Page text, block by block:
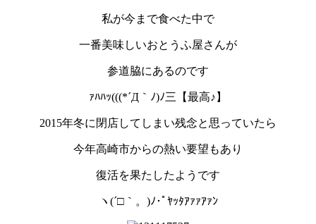
私が今まで食べた中で
一番美味しいおとうふ屋さんが
参道脇にあるのです
ｧﾊﾊｯ(((*´Д｀ﾉ)ﾉ三【最高♪】
2015年冬に閉店してしまい残念と思っていたら
今年高崎市からの熱い要望もあり
復活を果たしたようです
ヽ(´□｀。)ﾉ･ﾟﾔｯﾀｱｧｧｱｧﾝ